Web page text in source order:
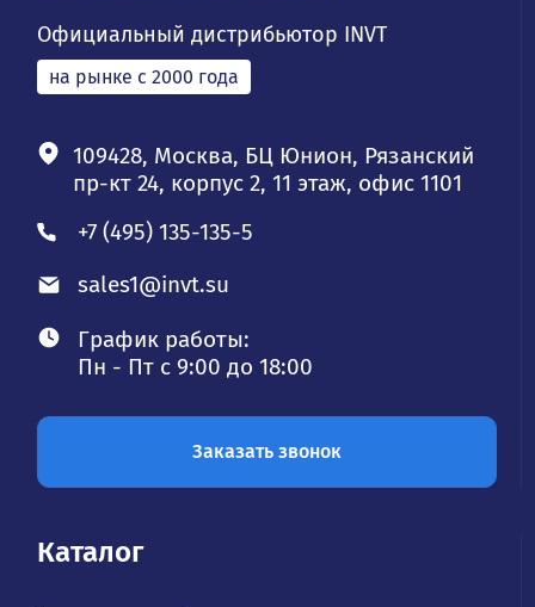
Официальный дистрибьютор INVT
на рынке с 2000 года
109428, Москва, БЦ Юнион, Рязанский
пр-кт 24, корпус 2, 11 этаж, офис 1101
+7 (495) 135-135-5
sales1@invt.su
График работы:
Пн - Пт с 9:00 до 18:00
Заказать звонок
Каталог